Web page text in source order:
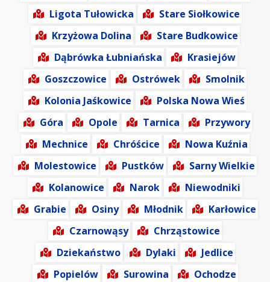
Ligota Tułowicka
Stare Siołkowice
Krzyżowa Dolina
Stare Budkowice
Dąbrówka Łubniańska
Krasiejów
Goszczowice
Ostrówek
Smolnik
Kolonia Jaśkowice
Polska Nowa Wieś
Góra
Opole Tarnica
Przywory
Mechnice
Chróścice
Nowa Kuźnia
Molestowice
Pustków
Sarny Wielkie
Kolanowice
Narok
Niewodniki
Grabie
Osiny Młodnik
Karłowice
Czarnowąsy
Chrząstowice
Dziekaństwo
Dylaki
Jedlice
Popielów
Surowina Ochodze